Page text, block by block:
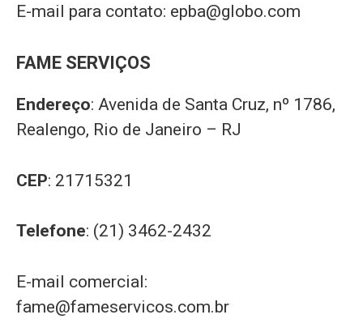
E-mail para contato: epba@globo.com
FAME SERVIÇOS
Endereço: Avenida de Santa Cruz, nº 1786,
Realengo, Rio de Janeiro – RJ
CEP: 21715321
Telefone: (21) 3462-2432
E-mail comercial:
fame@fameservicos.com.br